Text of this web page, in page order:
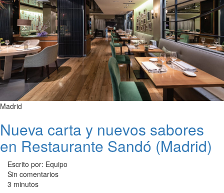
Madrid
Nueva carta y nuevos sabores
en Restaurante Sandó (Madrid)
Escrito por: Equipo
Sin comentarios
3 minutos